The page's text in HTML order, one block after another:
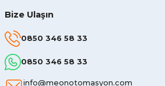
Bize Ulaşın
0850 346 58 33
0850 346 58 33
info@meonotomasyon.com